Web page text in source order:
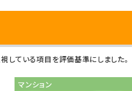
している項目を評価基準にしました。
マンション